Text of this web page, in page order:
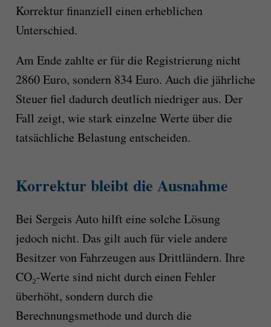
Korrektur finanziell einen erheblichen
Unterschied.
Am Ende zahlte er für die Registrierung nicht
2860 Euro, sondern 834 Euro. Auch die jährliche
Steuer fiel dadurch deutlich niedriger aus. Der
Fall zeigt, wie stark einzelne Werte über die
tatsächliche Belastung entscheiden.
Korrektur bleibt die Ausnahme
Bei Sergeis Auto hilft eine solche Lösung
jedoch nicht. Das gilt auch für viele andere
Besitzer von Fahrzeugen aus Drittländern. Ihre
CO₂-Werte sind nicht durch einen Fehler
überhöht, sondern durch die
Berechnungsmethode und durch die